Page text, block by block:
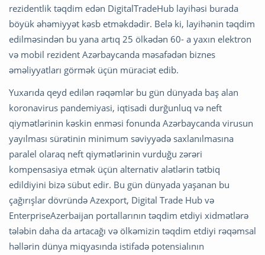
rezidentlik təqdim edən DigitalTradeHub layihəsi burada
böyük əhəmiyyət kəsb etməkdədir. Belə ki, layihənin təqdim
edilməsindən bu yana artıq 25 ölkədən 60- a yaxın elektron
və mobil rezident Azərbaycanda məsafədən biznes
əməliyyatları görmək üçün müraciət edib.
Yuxarıda qeyd edilən rəqəmlər bu gün dünyada baş alan
koronavirus pandemiyasi, iqtisadi durğunluq və neft
qiymətlərinin kəskin enməsi fonunda Azərbaycanda virusun
yayılması sürətinin minimum səviyyədə saxlanılmasına
paralel olaraq neft qiymətlərinin vurduğu zərəri
kompensasiya etmək üçün alternativ alətlərin tətbiq
edildiyini bizə sübut edir. Bu gün dünyada yaşanan bu
çağırışlar dövründə Azexport, Digital Trade Hub və
EnterpriseAzerbaijan portallarının təqdim etdiyi xidmətlərə
tələbin daha da artacağı və ölkəmizin təqdim etdiyi rəqəmsal
həllərin dünya miqyasında istifadə potensialının